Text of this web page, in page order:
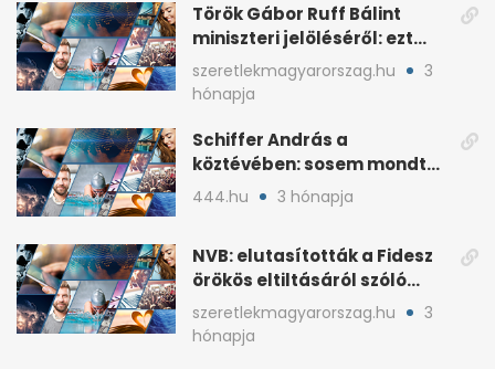
Török Gábor Ruff Bálint
miniszteri jelöléséről: ezt
írta a posztjában
szeretlekmagyarorszag.hu
3
hónapja
Schiffer András a
köztévében: sosem mondta,
ki fog nyerni
444.hu 3 hónapja
NVB: elutasították a Fidesz
örökös eltiltásáról szóló
népszavazást
szeretlekmagyarorszag.hu
3
hónapja